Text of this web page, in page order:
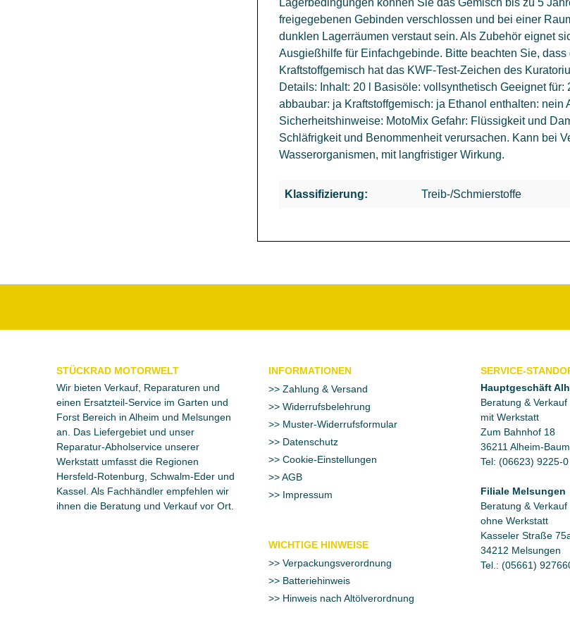
Lagerbedingungen können Sie das Gemisch bis zu 5
freigegebenen Gebinden verschlossen und bei einer
dunklen Lagerräumen verstaut sein. Als Zubehör eignet
Ausgießhilfe für Einfachgebinde. Bitte beachten Sie,
Kraftstoffgemisch hat das KWF-Test-Zeichen des
Details: Inhalt: 20 l Basisöle: vollsynthetisch Geeignet
abbaubar: ja Kraftstoffgemisch: ja Ethanol enthalten: nein
Sicherheitshinweise: MotoMix Gefahr: Flüssigkeit und
Schläfrigkeit und Benommenheit verursachen. Kann bei
Wasserorganismen, mit langfristiger Wirkung.
Klassifizierung: Treib-/Schmierstoffe
STÜCKRAD MOTORWELT
Wir bieten Verkauf, Reparaturen und
einen Ersatzteil-Service im Garten und
Forst Bereich in Alheim und Melsungen
an. Das Liefergebiet und unser
Reparatur-Abholservice unserer
Werkstatt umfasst die Regionen
Hersfeld-Rotenburg, Schwalm-Eder und
Kassel. Als Fachhändler empfehlen wir
ihnen die Beratung und Verkauf vor Ort.
INFORMATIONEN
Zahlung & Versand
Widerrufsbelehrung
Muster-Widerrufsformular
Datenschutz
Cookie-Einstellungen
AGB
Impressum
WICHTIGE HINWEISE
Verpackungsverordnung
Batteriehinweis
Hinweis nach Altölverordnung
SERVICE-
Hauptgeschäft
Beratung & Verkauf
mit Werkstatt
Zum Bahnhof 18
36211 Alheim-
Tel: (06623) 9225-0
Filiale Melsungen
Beratung & Verkauf
ohne Werkstatt
Kasseler Straße
34212 Melsungen
Tel.: (05661)